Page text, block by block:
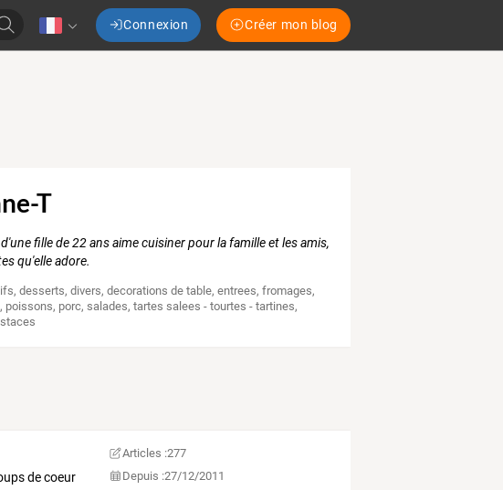
Connexion Créer mon blog
T
fille de 22 ans aime cuisiner pour la famille et les amis,
qu'elle adore.
,desserts,divers,decorations de table,entrees,fromages,
, poissons, porc,salades,tartes salees - tourtes - tartines,
de coeur
Articles :277
Depuis :27/12/2011